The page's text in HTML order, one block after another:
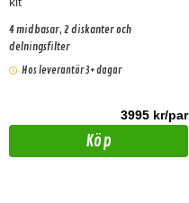
4 midbasar, 2 diskanter och
delningsfilter
Hos leverantör 3+ dagar
3995 kr/par
Köp